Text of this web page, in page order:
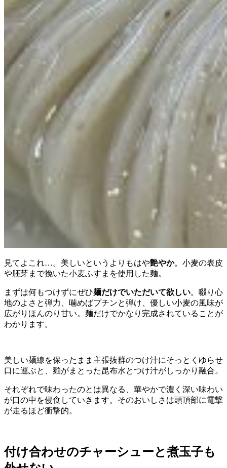
見てよこれ…。美しいというよりもはや艶やか。小麦の表皮
や胚芽まで挽いた小麦ふすまを使用した麺。
まずは何もつけずにぜひ麺だけでいただいて欲しい。啜り心
地のよさと弾力、噛めばプチンと弾け、優しい小麦の風味が
広がりほんのり甘い。麺だけでかなり完成されていることが
わかります。
美しい麺線を保ったまま主張抜群のつけ汁にそっとくゆらせ
口に運ぶと、麺がまとった昆布水とつけ汁がしっかり融合。
それぞれで味わったのとは異なる、華やかで濃く深い味わい
が口の中を侵食していきます。そのおいしさは頭頂部に電撃
が走るほど衝撃的。
付け合わせのチャーシューと煮玉子も